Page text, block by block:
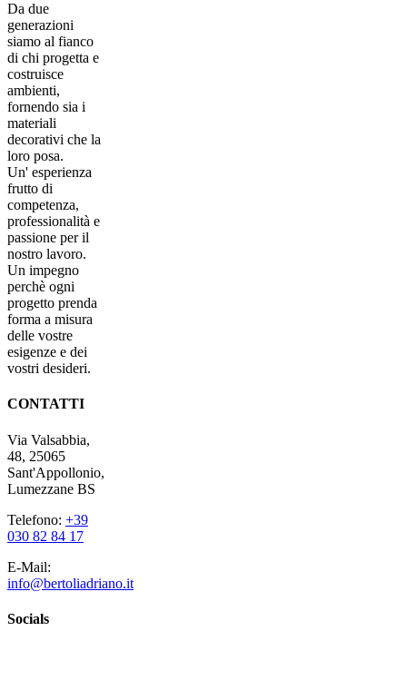
Da due
generazioni
siamo al fianco
di chi progetta e
costruisce
ambienti,
fornendo sia i
materiali
decorativi che la
loro posa.
Un' esperienza
frutto di
competenza,
professionalità e
passione per il
nostro lavoro.
Un impegno
perchè ogni
progetto prenda
forma a misura
delle vostre
esigenze e dei
vostri desideri.
CONTATTI
Via Valsabbia,
48, 25065
Sant'Appollonio,
Lumezzane BS
Telefono: +39
030 82 84 17
E-Mail:
info@bertoliadriano.it
Socials